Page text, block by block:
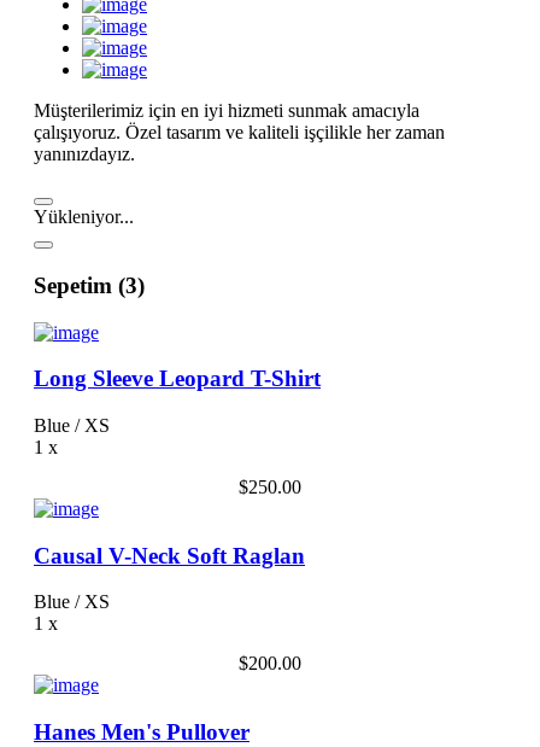
Müşterilerimiz için en iyi hizmeti sunmak amacıyla
çalışıyoruz. Özel tasarım ve kaliteli işçilikle her zaman
yanınızdayız.
Yükleniyor...
Sepetim (3)
Long Sleeve Leopard T-Shirt
Blue / XS
1 x
$250.00
Causal V-Neck Soft Raglan
Blue / XS
1 x
$200.00
Hanes Men's Pullover